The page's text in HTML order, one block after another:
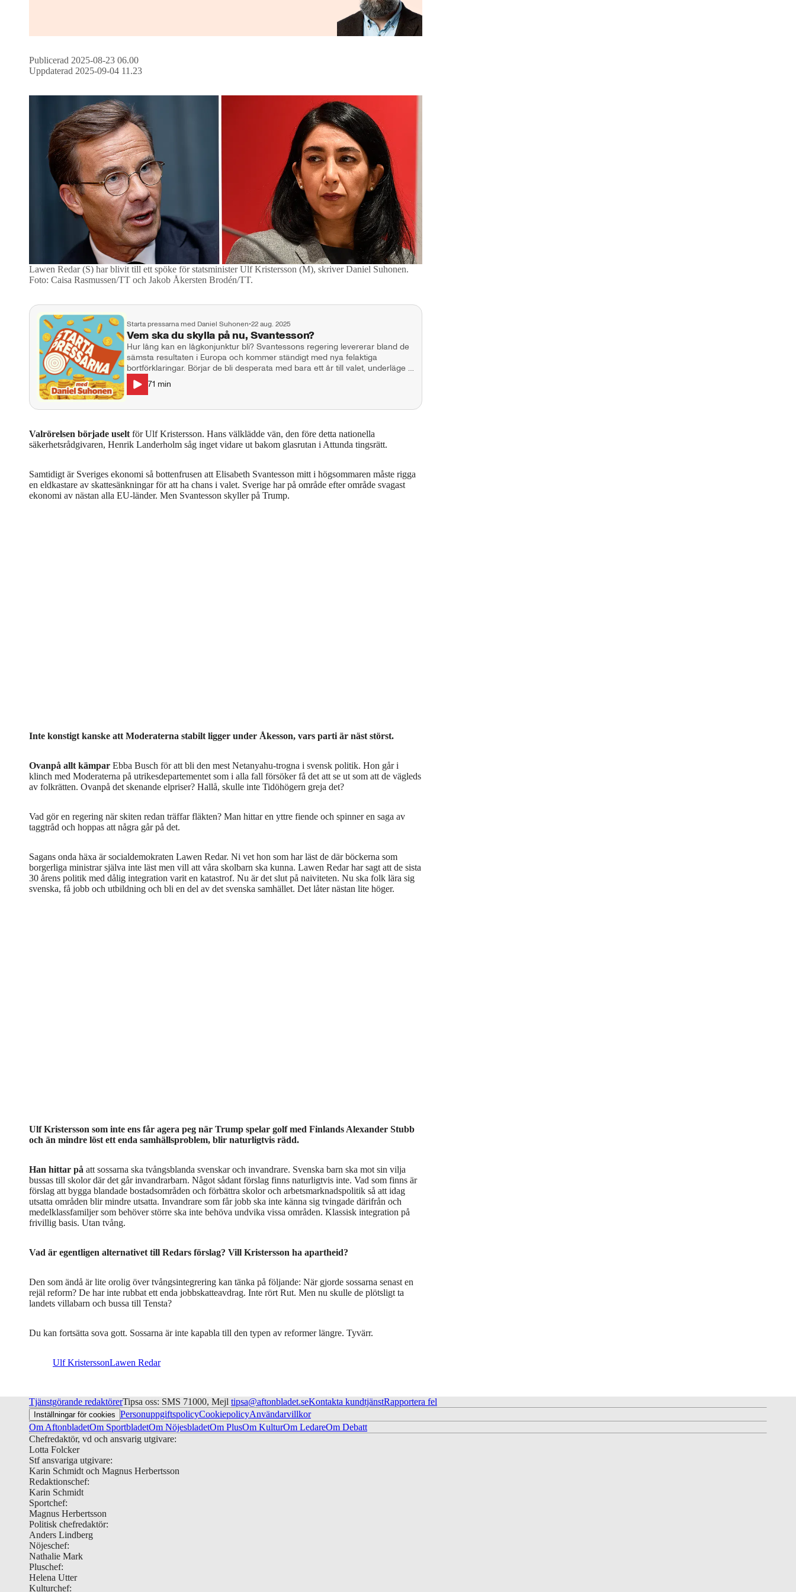
Publicerad 2025-08-23 06.00
Uppdaterad 2025-09-04 11.23
Lawen Redar (S) har blivit till ett spöke för statsminister Ulf Kristersson (M), skriver Daniel Suhonen.
Foto: Caisa Rasmussen/TT och Jakob Åkersten Brodén/TT.
Starta pressarna med Daniel Suhonen•22 aug. 2025
Vem ska du skylla på nu, Svantesson?
Hur lång kan en lågkonjunktur bli? Svantessons regering levererar bland de
sämsta resultaten i Europa och kommer ständigt med nya felaktiga
bortförklaringar. Börjar de bli desperata med bara ett år till valet, underläge i
opinionen och en ljusning som hela tiden skjuts på framtiden? Vi pratar
också om den kommande (valfläsks?)-budgeten, Northvolts nya ägare och
och Jeremy Corbyns nya parti Your Party. Katalys och Starta pressarna är
Jerneck, Elisabeth Lindberg & Daniel Suhonen.
71 min
Valrörelsen började uselt för Ulf Kristersson. Hans välklädde vän, den före detta nationella
säkerhetsrådgivaren, Henrik Landerholm såg inget vidare ut bakom glasrutan i Attunda tingsrätt.
Samtidigt är Sveriges ekonomi så bottenfrusen att Elisabeth Svantesson mitt i högsommaren måste rigga
en eldkastare av skattesänkningar för att ha chans i valet. Sverige har på område efter område svagast
ekonomi av nästan alla EU-länder. Men Svantesson skyller på Trump.
Inte konstigt kanske att Moderaterna stabilt ligger under Åkesson, vars parti är näst störst.
Ovanpå allt kämpar Ebba Busch för att bli den mest Netanyahu-trogna i svensk politik. Hon går i
klinch med Moderaterna på utrikesdepartementet som i alla fall försöker få det att se ut som att de vägleds
av folkrätten. Ovanpå det skenande elpriser? Hallå, skulle inte Tidöhögern greja det?
Vad gör en regering när skiten redan träffar fläkten? Man hittar en yttre fiende och spinner en saga av
taggtråd och hoppas att några går på det.
Sagans onda häxa är socialdemokraten Lawen Redar. Ni vet hon som har läst de där böckerna som
borgerliga ministrar själva inte läst men vill att våra skolbarn ska kunna. Lawen Redar har sagt att de sista
30 årens politik med dålig integration varit en katastrof. Nu är det slut på naiviteten. Nu ska folk lära sig
svenska, få jobb och utbildning och bli en del av det svenska samhället. Det låter nästan lite höger.
Ulf Kristersson som inte ens får agera peg när Trump spelar golf med Finlands Alexander Stubb
och än mindre löst ett enda samhällsproblem, blir naturligtvis rädd.
Han hittar på att sossarna ska tvångsblanda svenskar och invandrare. Svenska barn ska mot sin vilja
bussas till skolor där det går invandrarbarn. Något sådant förslag finns naturligtvis inte. Vad som finns är
förslag att bygga blandade bostadsområden och förbättra skolor och arbetsmarknadspolitik så att idag
utsatta områden blir mindre utsatta. Invandrare som får jobb ska inte känna sig tvingade därifrån och
medelklassfamiljer som behöver större ska inte behöva undvika vissa områden. Klassisk integration på
frivillig basis. Utan tvång.
Vad är egentligen alternativet till Redars förslag? Vill Kristersson ha apartheid?
Den som ändå är lite orolig över tvångsintegrering kan tänka på följande: När gjorde sossarna senast en
rejäl reform? De har inte rubbat ett enda jobbskatteavdrag. Inte rört Rut. Men nu skulle de plötsligt ta
landets villabarn och bussa till Tensta?
Du kan fortsätta sova gott. Sossarna är inte kapabla till den typen av reformer längre. Tyvärr.
Ulf KristerssonLawen Redar
Tjänstgörande redaktörerTipsa oss: SMS 71000, Mejl tipsa@aftonbladet.seKontakta kundtjänstRapportera fel
Inställningar för cookies PersonuppgiftspolicyCookiepolicyAnvändarvillkor
Om AftonbladetOm SportbladetOm NöjesbladetOm PlusOm KulturOm LedareOm Debatt
Chefredaktör, vd och ansvarig utgivare:
Lotta Folcker
Stf ansvariga utgivare:
Karin Schmidt och Magnus Herbertsson
Redaktionschef:
Karin Schmidt
Sportchef:
Magnus Herbertsson
Politisk chefredaktör:
Anders Lindberg
Nöjeschef:
Nathalie Mark
Pluschef:
Helena Utter
Kulturchef: